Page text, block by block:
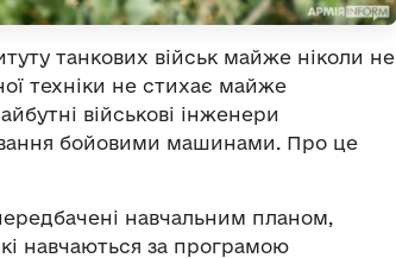
танкових військ майже ніколи не
техніки не стихає майже
військові інженери
бойовими машинами. Про це
навчальним планом,
навчаються за програмою